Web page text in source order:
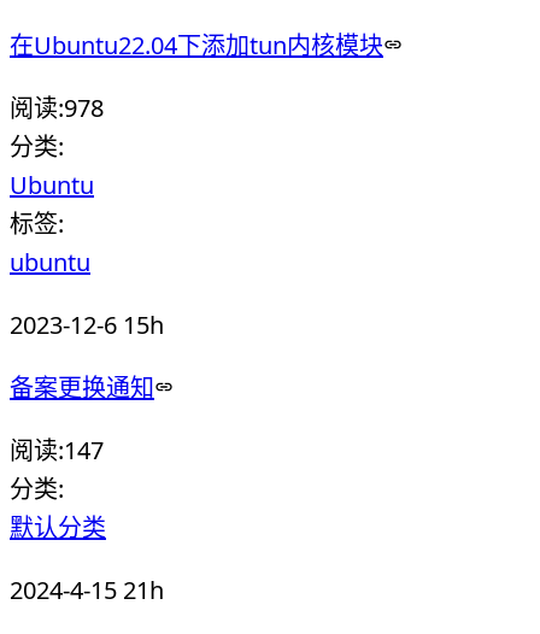
在Ubuntu22.04下添加tun内核模块
阅读:978
分类:
Ubuntu
标签:
ubuntu
2023-12-6 15h
备案更换通知
阅读:147
分类:
默认分类
2024-4-15 21h